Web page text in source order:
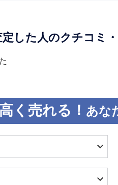
した人のクチコミ
高く売れる！ あな